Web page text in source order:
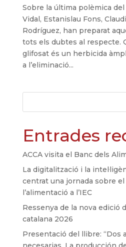
Sobre la última polèmica
Vidal, Estanislau Fons,
Rodríguez, han preparat
tots els dubtes al respecte.
glifosat és un herbicida
a l’eliminació...
Entrades
ACCA visita el Banc dels
La digitalització i la
centrat una jornada sobre
l’alimentació a l’IEC
Ressenya de la nova edició
catalana 2026
Presentació del llibre: “Dos